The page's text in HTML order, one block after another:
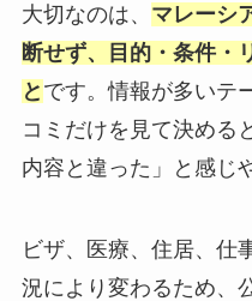
大切なのは、 マレーシ
断せず、目的・条件・
と です。情報が多いテ
コミだけを見て決める
内容と違った」と感じ
ビザ、医療、住居、仕
況により変わるため、